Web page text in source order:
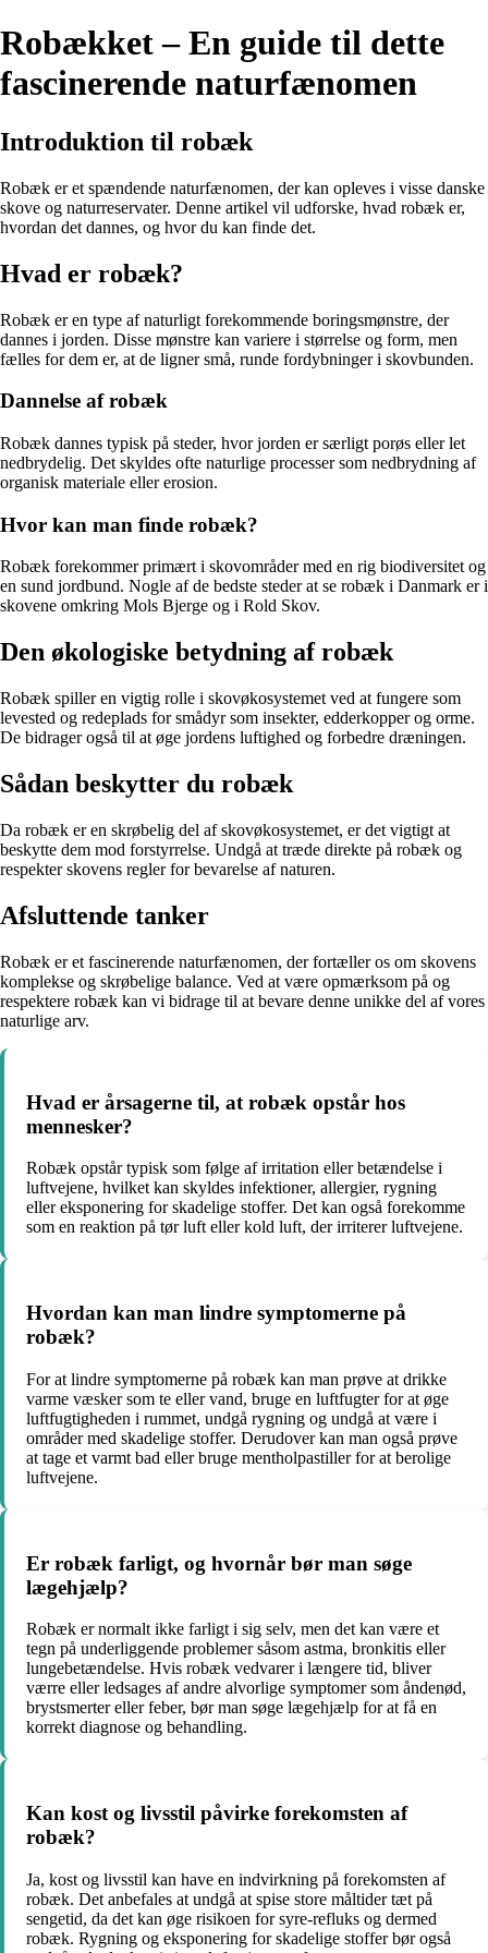
Robækket – En guide til dette
fascinerende naturfænomen
Introduktion til robæk
Robæk er et spændende naturfænomen, der kan opleves i visse danske
skove og naturreservater. Denne artikel vil udforske, hvad robæk er,
hvordan det dannes, og hvor du kan finde det.
Hvad er robæk?
Robæk er en type af naturligt forekommende boringsmønstre, der
dannes i jorden. Disse mønstre kan variere i størrelse og form, men
fælles for dem er, at de ligner små, runde fordybninger i skovbunden.
Dannelse af robæk
Robæk dannes typisk på steder, hvor jorden er særligt porøs eller let
nedbrydelig. Det skyldes ofte naturlige processer som nedbrydning af
organisk materiale eller erosion.
Hvor kan man finde robæk?
Robæk forekommer primært i skovområder med en rig biodiversitet og
en sund jordbund. Nogle af de bedste steder at se robæk i Danmark er i
skovene omkring Mols Bjerge og i Rold Skov.
Den økologiske betydning af robæk
Robæk spiller en vigtig rolle i skovøkosystemet ved at fungere som
levested og redeplads for smådyr som insekter, edderkopper og orme.
De bidrager også til at øge jordens luftighed og forbedre dræningen.
Sådan beskytter du robæk
Da robæk er en skrøbelig del af skovøkosystemet, er det vigtigt at
beskytte dem mod forstyrrelse. Undgå at træde direkte på robæk og
respekter skovens regler for bevarelse af naturen.
Afsluttende tanker
Robæk er et fascinerende naturfænomen, der fortæller os om skovens
komplekse og skrøbelige balance. Ved at være opmærksom på og
respektere robæk kan vi bidrage til at bevare denne unikke del af vores
naturlige arv.
Hvad er årsagerne til, at robæk opstår hos
mennesker?
Robæk opstår typisk som følge af irritation eller betændelse i
luftvejene, hvilket kan skyldes infektioner, allergier, rygning
eller eksponering for skadelige stoffer. Det kan også forekomme
som en reaktion på tør luft eller kold luft, der irriterer luftvejene.
Hvordan kan man lindre symptomerne på
robæk?
For at lindre symptomerne på robæk kan man prøve at drikke
varme væsker som te eller vand, bruge en luftfugter for at øge
luftfugtigheden i rummet, undgå rygning og undgå at være i
områder med skadelige stoffer. Derudover kan man også prøve
at tage et varmt bad eller bruge mentholpastiller for at berolige
luftvejene.
Er robæk farligt, og hvornår bør man søge
lægehjælp?
Robæk er normalt ikke farligt i sig selv, men det kan være et
tegn på underliggende problemer såsom astma, bronkitis eller
lungebetændelse. Hvis robæk vedvarer i længere tid, bliver
værre eller ledsages af andre alvorlige symptomer som åndenød,
brystsmerter eller feber, bør man søge lægehjælp for at få en
korrekt diagnose og behandling.
Kan kost og livsstil påvirke forekomsten af
robæk?
Ja, kost og livsstil kan have en indvirkning på forekomsten af
robæk. Det anbefales at undgå at spise store måltider tæt på
sengetid, da det kan øge risikoen for syre-refluks og dermed
robæk. Rygning og eksponering for skadelige stoffer bør også